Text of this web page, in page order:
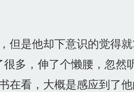
是他却下意识的觉得就
多，伸了个懒腰，忽然
看，大概是感应到了